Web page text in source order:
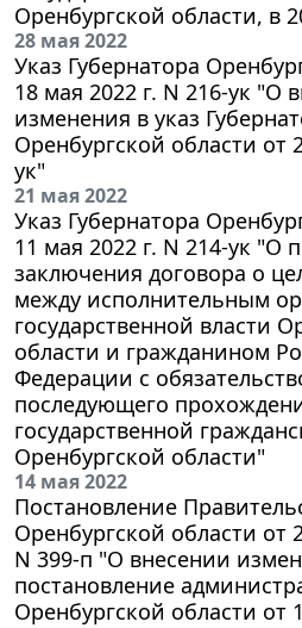
Оренбургской области, в
28 мая 2022
Указ Губернатора
18 мая 2022 г. N 216-ук "О
изменения в указ
Оренбургской области от
ук"
21 мая 2022
Указ Губернатора
11 мая 2022 г. N 214-ук "О
заключения договора о
между исполнительным
государственной власти
области и гражданином
Федерации с
последующего
государственной
Оренбургской области"
14 мая 2022
Постановление
Оренбургской области от
N 399-п "О внесении
постановление
Оренбургской области от